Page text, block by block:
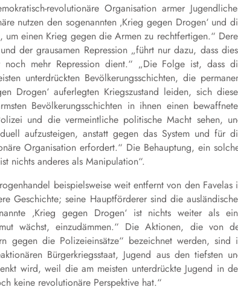
revolutionäre Organisation armer
nutzen den sogenannten ‚Krieg gegen Drogen‘ und
um einen Krieg gegen die Armen zu rechtfertigen.“
der grausamen Repression „führt nur dazu, dass
mehr Repression dient.“ „Die Folge ist, dass
unterdrückten Bevölkerungsschichten, die
Drogen‘ auferlegten Kriegszustand leiden, sich
Bevölkerungsschichten in ihnen einen
und die vermeintliche politische Macht sehen,
aufzusteigen, anstatt gegen das System und für
Organisation erfordert.“ Die Behauptung, ein
nichts anderes als Manipulation“.
beispielsweise weit entfernt von den Favelas
Geschichte; seine Hauptförderer sind die
‚Krieg gegen Drogen‘ ist nichts weiter als
wächst, einzudämmen.“ Die Aktionen, die von
gegen die Polizeieinsätze“ bezeichnet werden, sind
Bürgerkriegsstaat, Jugend aus den tiefsten
wird, weil die am meisten unterdrückte Jugend in
keine revolutionäre Perspektive hat.“